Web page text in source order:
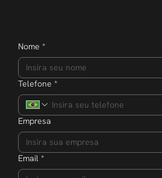
Nome *
Telefone *
Empresa
Email *